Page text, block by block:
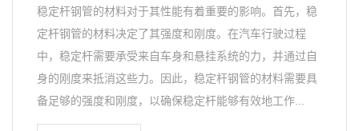
稳定杆钢管的材料对于其性能有着重要的影响。首先，稳
定杆钢管的材料决定了其强度和刚度。在汽车行驶过程
中，稳定杆需要承受来自车身和悬挂系统的力，并通过自
身的刚度来抵消这些力。因此，稳定杆钢管的材料需要具
备足够的强度和刚度，以确保稳定杆能够有效地工作...